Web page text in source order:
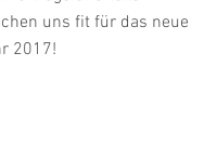
uns fit für das neue
2017!